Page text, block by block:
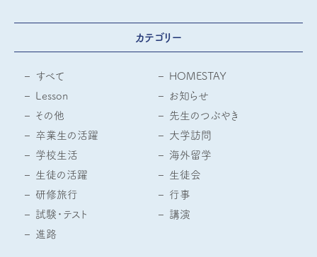
カテゴリー
すべて
HOMESTAY
Lesson
お知らせ
その他
先生のつぶやき
卒業生の活躍
大学訪問
学校生活
海外留学
生徒の活躍
生徒会
研修旅行
行事
試験・テスト
講演
進路